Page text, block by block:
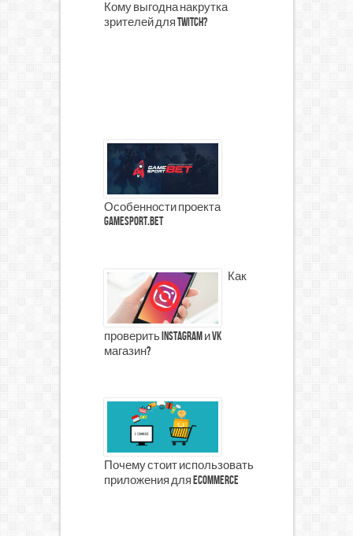
Кому выгодна накрутка
зрителей для Twitch?
Особенности проекта
GameSport.Bet
Как
проверить Instagram и VK
магазин?
Почему стоит использовать
приложения для eCommerce